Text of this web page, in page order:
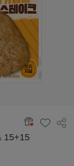
공유
15+15